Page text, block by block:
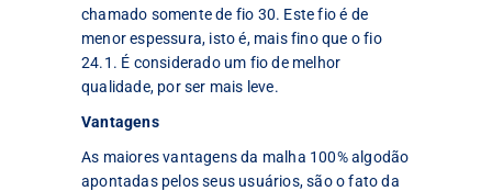
chamado somente de fio 30. Este fio é de
menor espessura, isto é, mais fino que o fio
24.1. É considerado um fio de melhor
qualidade, por ser mais leve.
Vantagens
As maiores vantagens da malha 100% algodão
apontadas pelos seus usuários, são o fato da